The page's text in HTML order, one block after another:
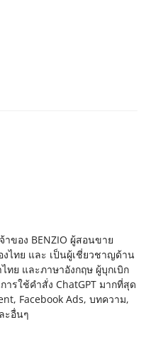
ของ BENZIO ผู้สอนขาย
ไทย และ เป็นผู้เชี่ยวชาญด้าน
ทย และภาษาอังกฤษ ผู้บุกเบิก
ารใช้คำสั่ง ChatGPT มากที่สุด
Facebook Ads, บทความ,
ะอื่นๆ